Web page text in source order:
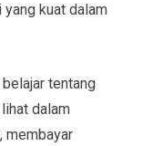
kuat dalam
tentang
dalam
membayar